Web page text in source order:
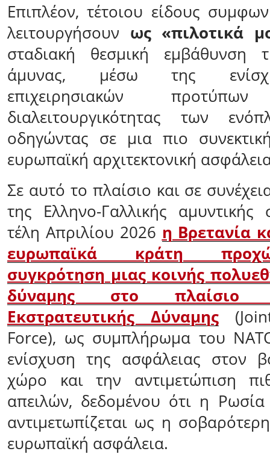
Επιπλέον, τέτοιου είδους
λειτουργήσουν ως «πιλοτικά
σταδιακή θεσμική εμβάθυνση
άμυνας, μέσω της
επιχειρησιακών
διαλειτουργικότητας των
οδηγώντας σε μια πιο
ευρωπαϊκή αρχιτεκτονική
Σε αυτό το πλαίσιο και σε
της Ελληνο-Γαλλικής
τέλη Απριλίου 2026 η Βρετανία
ευρωπαϊκά κράτη
συγκρότηση μιας κοινής
δύναμης στο πλαίσιο
Εκστρατευτικής Δύναμης
Force), ως συμπλήρωμα του
ενίσχυση της ασφάλειας στον
χώρο και την αντιμετώπιση
απειλών, δεδομένου ότι η Ρωσία
αντιμετωπίζεται ως η
ευρωπαϊκή ασφάλεια.